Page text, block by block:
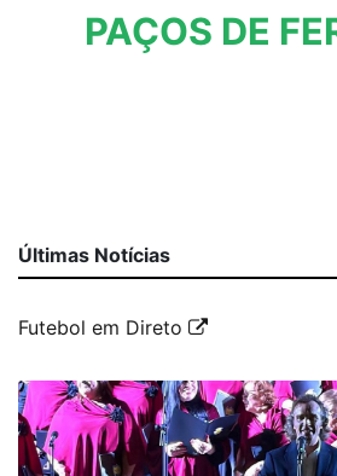
PAÇOS DE
Últimas Notícias
Futebol em Direto